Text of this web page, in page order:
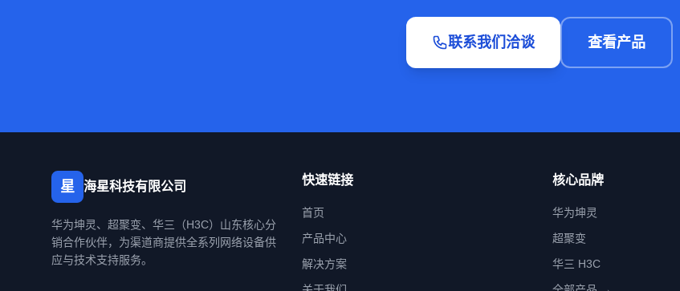
联系我们洽谈 查看产品
星 海星科技有限公司
华为坤灵、超聚变、华三（H3C）山东核心分
销合作伙伴，为渠道商提供全系列网络设备供
应与技术支持服务。
快速链接
首页
产品中心
解决方案
核心品牌
华为坤灵
超聚变
华三 H3C